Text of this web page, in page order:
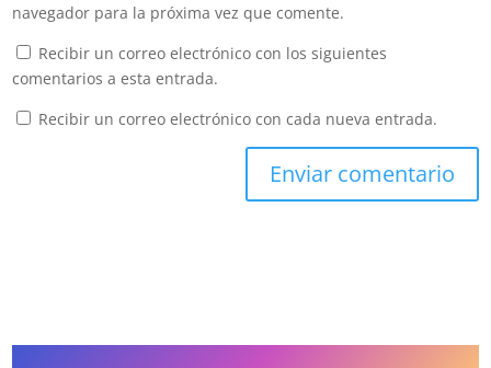
navegador para la próxima vez que comente.
Recibir un correo electrónico con los siguientes
comentarios a esta entrada.
Recibir un correo electrónico con cada nueva entrada.